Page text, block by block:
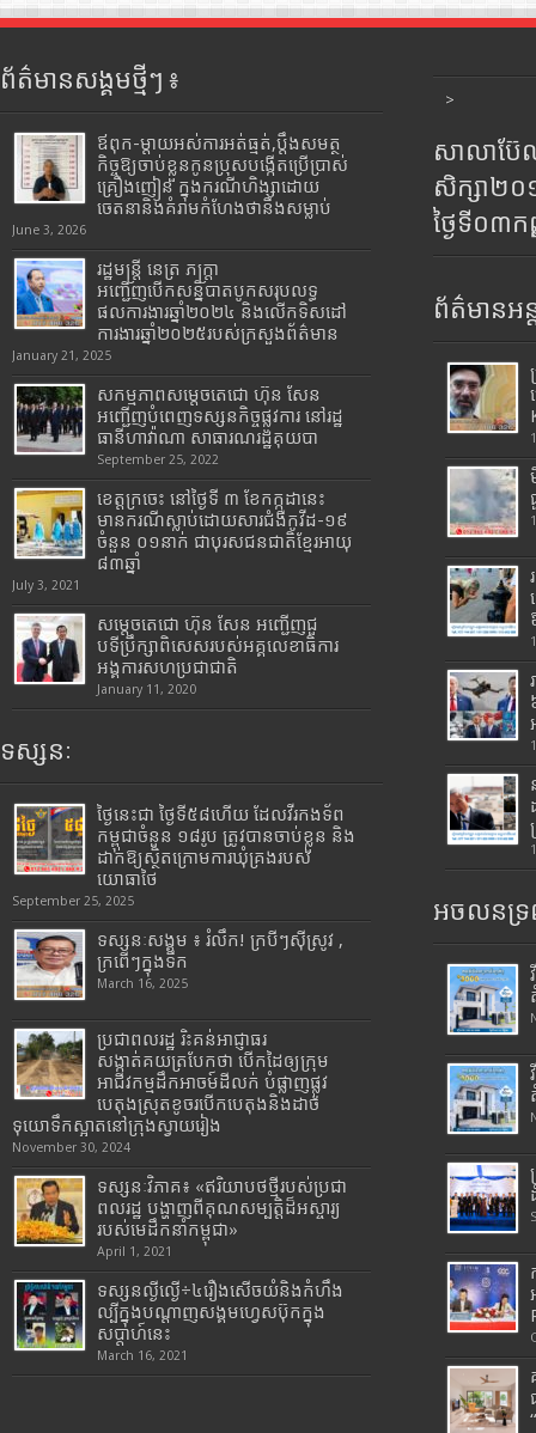
ព័ត៌មានសង្គមថ្មីៗ ៖
ឪពុក-ម្ដាយអស់ការអត់ធ្មត់,ប្ដឹងសមត្ថ
កិច្ចឱ្យចាប់ខ្លួនកូនប្រុសបង្កើតប្រើប្រាស់
គ្រឿងញៀន ក្នុងករណីហិង្សាដោយ
ចេតនានិងគំរាមកំហែងថានឹងសម្លាប់
June 3, 2026
រដ្ឋមន្រ្តី​ នេត្រ​ ភក្ត្រា​
អញ្ជើញបើកសន្និបាតបូកសរុបលទ្ធ
ផលការងារឆ្នាំ២០២៤ និងលើកទិសដៅ
ការងារឆ្នាំ២០២៥របស់​ក្រសួង​ព័ត៌មាន​
January 21, 2025
សកម្មភាពសម្តេចតេជោ ហ៊ុន សែន
អញ្ជើញបំពេញទស្សនកិច្ចផ្លូវការ នៅរដ្ឋ
ធានីហាវ៉ាណា សាធារណរដ្ឋគុយបា
September 25, 2022
ខេត្តក្រចេះ នៅថ្ងៃទី ៣ ខែកក្កដានេះ
មានករណីស្លាប់ដោយសារជំងឺកូវីដ-១៩
ចំនួន ០១នាក់ ជាបុរសជនជាតិខ្មែរអាយុ
៨៣ឆ្នាំ
July 3, 2021
សម្តេចតេជោ ហ៊ុន សែន អញ្ជើញជួ
បទីប្រឹក្សាពិសេសរបស់អគ្គលេខាធិការ
អង្គការសហប្រជាជាតិ
January 11, 2020
ទស្សនៈ
ថ្ងៃនេះជា ថ្ងៃទី៥៨ហើយ ដែលវីរកងទ័ព
កម្ពុជាចំនួន ១៨រូប ត្រូវបានចាប់ខ្លួន និង
ដាក់ឱ្យស្ថិតក្រោមការឃុំគ្រងរបស់
យោធាថៃ
September 25, 2025
ទស្សនៈសង្គម ៖ រំលឹក! ក្របីៗស៊ីស្រូវ ,
ក្រពើៗក្នុងទឹក
March 16, 2025
ប្រជាពលរដ្ឋ រិះគន់អាជ្ញាធរ
សង្កាត់គយត្របែកថា បើកដៃឲ្យក្រុម
អាជីវកម្មដឹកអាចម៍ដីលក់ បំផ្លាញផ្លូវ
បេតុងស្រុតខូចរបើកបេតុងនិងដាច់
ទុយោទឹកស្អាតនៅក្រុងស្វាយរៀង
November 30, 2024
ទស្សនៈវិភាគ៖ «ឥរិយាបថថ្មីរបស់ប្រជា
ពលរដ្ឋ បង្ហាញពីគុណសម្បត្តិដ៏អស្ចារ្យ
របស់មេដឹកនាំកម្ពុជា»
April 1, 2021
ទស្សនល្ងីល្ងើ÷៤រឿងសើចយំនិងកំហឹង
ល្បីក្នុងបណ្តាញសង្គមហ្វេសប៊ុកក្នុង
សប្តាហ៍នេះ
March 16, 2021
>
សាលាប៊ែ
សិក្សា២
ថ្ងៃទី០៣
ព័ត៌មានអន្
អចលនទ្រ